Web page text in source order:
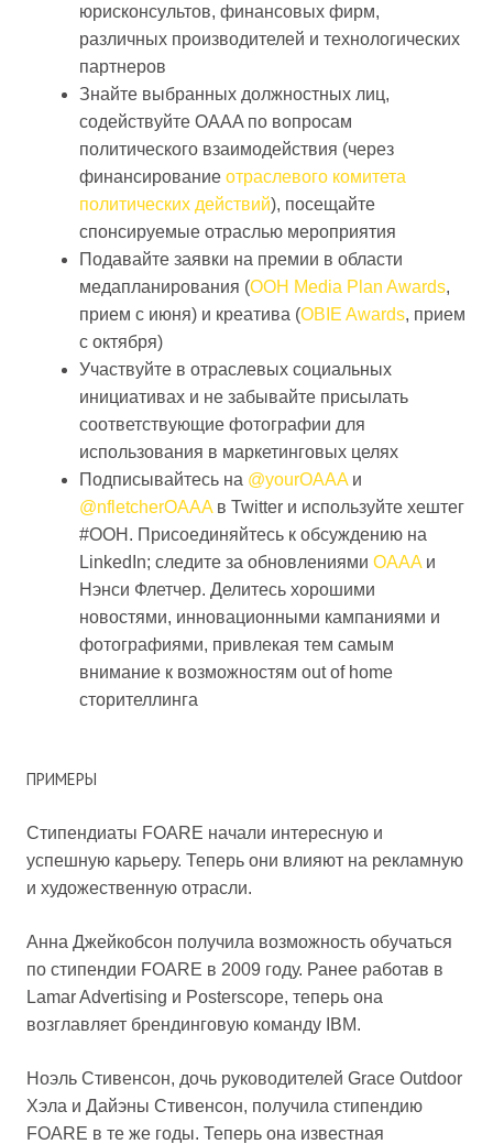
юрисконсультов, финансовых фирм,
различных производителей и технологических
партнеров
Знайте выбранных должностных лиц,
содействуйте OAAA по вопросам
политического взаимодействия (через
финансирование отраслевого комитета
политических действий), посещайте
спонсируемые отраслью мероприятия
Подавайте заявки на премии в области
медапланирования (OOH Media Plan Awards,
прием с июня) и креатива (OBIE Awards, прием
с октября)
Участвуйте в отраслевых социальных
инициативах и не забывайте присылать
соответствующие фотографии для
использования в маркетинговых целях
Подписывайтесь на @yourOAAAи
@nfletcherOAAAв Twitter и используйте хештег
#OOH. Присоединяйтесь к обсуждению на
LinkedIn; следите за обновлениями OAAAи
Нэнси Флетчер. Делитесь хорошими
новостями, инновационными кампаниями и
фотографиями, привлекая тем самым
внимание к возможностям out of home
сторителлинга
ПРИМЕРЫ
Стипендиаты FOARE начали интересную и
успешную карьеру. Теперь они влияют на рекламную
и художественную отрасли.
Анна Джейкобсон получила возможность обучаться
по стипендии FOARE в 2009 году. Ранее работав в
Lamar Advertising и Posterscope, теперь она
возглавляет брендинговую команду IBM.
Ноэль Стивенсон, дочь руководителей Grace Outdoor
Хэла и Дайэны Стивенсон, получила стипендию
FOARE в те же годы. Теперь она известная